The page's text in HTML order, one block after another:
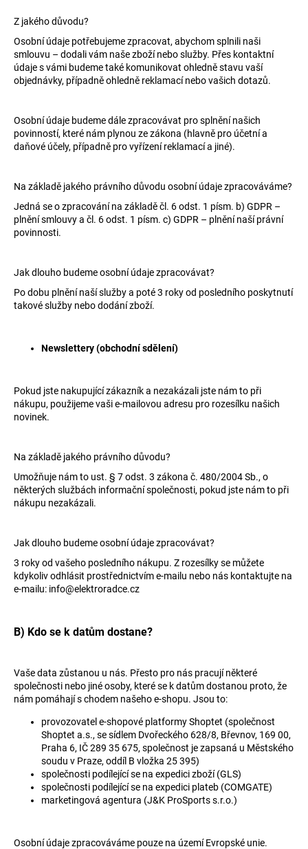
Z jakého důvodu?
Osobní údaje potřebujeme zpracovat, abychom splnili naši
smlouvu – dodali vám našezboží nebo služby. Přes kontaktní
údaje s vámi budeme také komunikovat ohledně stavu vaší
objednávky, případně ohledně reklamací nebo vašich dotazů.
Osobní údaje budeme dále zpracovávat pro splnění našich
povinností, které nám plynou ze zákona (hlavně pro účetní a
daňové účely, případně pro vyřízení reklamací a jiné).
Na základě jakého právního důvodu osobní údaje zpracováváme?
Jedná se o zpracování na základě čl. 6 odst. 1 písm. b) GDPR –
plnění smlouvy a čl. 6 odst. 1 písm. c) GDPR – plnění naší právní
povinnosti.
Jak dlouho budeme osobní údaje zpracovávat?
Po dobu plnění naší služby a poté 3 roky od posledního poskytnutí
takové služby nebo dodání zboží.
Newslettery (obchodní sdělení)
Pokud jste nakupující zákazník a nezakázali jste nám to při
nákupu, použijeme vaši e-mailovou adresu pro rozesílku našich
novinek.
Na základě jakého právního důvodu?
Umožňuje nám to ust. § 7 odst. 3 zákona č. 480/2004 Sb., o
některých službách informační společnosti, pokud jste nám to při
nákupu nezakázali.
Jak dlouho budeme osobní údaje zpracovávat?
3 roky od vašeho posledního nákupu. Z rozesílky se můžete
kdykoliv odhlásit prostřednictvím e-mailu nebo nás kontaktujte na
e-mailu: info@elektroradce.cz
B) Kdo se k datům dostane?
Vaše data zůstanou u nás. Přesto pro nás pracují některé
společnosti nebo jiné osoby, které se k datům dostanou proto, že
nám pomáhají s chodem našeho e-shopu. Jsou to:
provozovatel e-shopové platformy Shoptet (společnost
Shoptet a.s., se sídlem Dvořeckého 628/8, Břevnov, 169 00,
Praha 6, IČ 289 35 675, společnost je zapsaná u Městského
soudu v Praze, oddíl B vložka 25 395)
společnosti podílející se na expedici zboží(GLS)
společnosti podílející se na expedici plateb (COMGATE)
marketingová agentura (J&K ProSports s.r.o.)
Osobní údaje zpracováváme pouze na území Evropské unie.